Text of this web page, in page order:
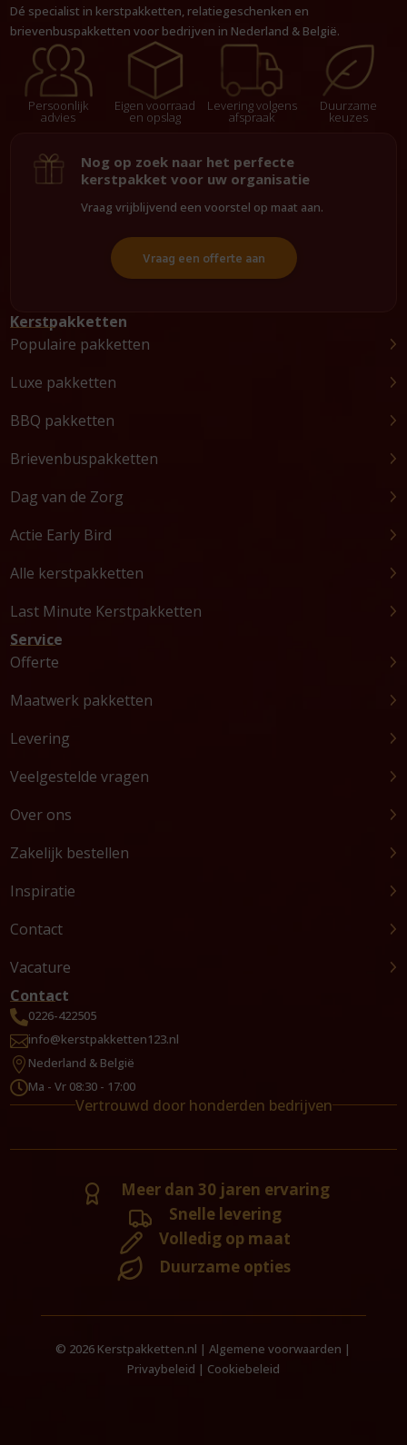
Dé specialist in kerstpakketten, relatiegeschenken en
brievenbuspakketten voor bedrijven in Nederland & België.
Persoonlijk
advies
Eigen voorraad
en opslag
Levering volgens
afspraak
Duurzame
keuzes
Nog op zoek naar het perfecte
kerstpakket voor uw organisatie
Vraag vrijblijvend een voorstel op maat aan.
Vraag een offerte aan
Kerstpakketten
Populaire pakketten
Luxe pakketten
BBQ pakketten
Brievenbuspakketten
Dag van de Zorg
Actie Early Bird
Alle kerstpakketten
Last Minute Kerstpakketten
Service
Offerte
Maatwerk pakketten
Levering
Veelgestelde vragen
Over ons
Zakelijk bestellen
Inspiratie
Contact
Vacature
Contact
0226-422505
info@kerstpakketten123.nl
 Nederland & België
Ma - Vr 08:30 - 17:00
Vertrouwd door honderden bedrijven
Meer dan 30 jaren ervaring
Snelle levering
Volledig op maat
Duurzame opties
© 2026 Kerstpakketten.nl |Algemene voorwaarden |
Privaybeleid | Cookiebeleid